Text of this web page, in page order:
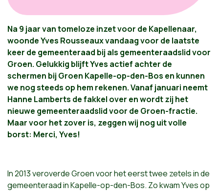
Na 9 jaar van tomeloze inzet voor de Kapellenaar,
woonde Yves Rousseaux vandaag voor de laatste
keer de gemeenteraad bij als gemeenteraadslid voor
Groen. Gelukkig blijft Yves actief achter de
schermen bij Groen Kapelle-op-den-Bos en kunnen
we nog steeds op hem rekenen. Vanaf januari neemt
Hanne Lamberts de fakkel over en wordt zij het
nieuwe gemeenteraadslid voor de Groen-fractie.
Maar voor het zover is, zeggen wij nog uit volle
borst: Merci, Yves!
In 2013 veroverde Groen voor het eerst twee zetels in de
gemeenteraad in Kapelle-op-den-Bos. Zo kwam Yves op